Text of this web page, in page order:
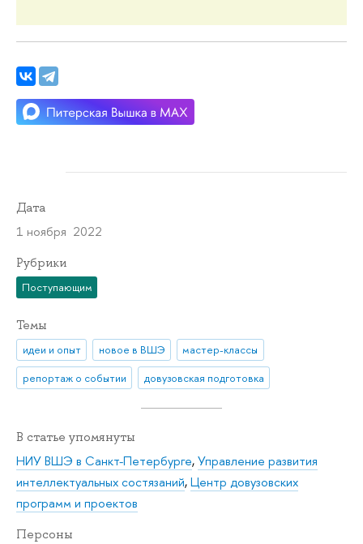
Дата
1 ноября 2022
Рубрики
Поступающим
Темы
идеи и опыт новое в ВШЭ
мастер-классы
репортаж о событии
довузовская подготовка
В статье упомянуты
НИУ ВШЭ в Санкт-Петербурге,Управление развития
интеллектуальных состязаний,Центр довузовских
программ и проектов
Персоны